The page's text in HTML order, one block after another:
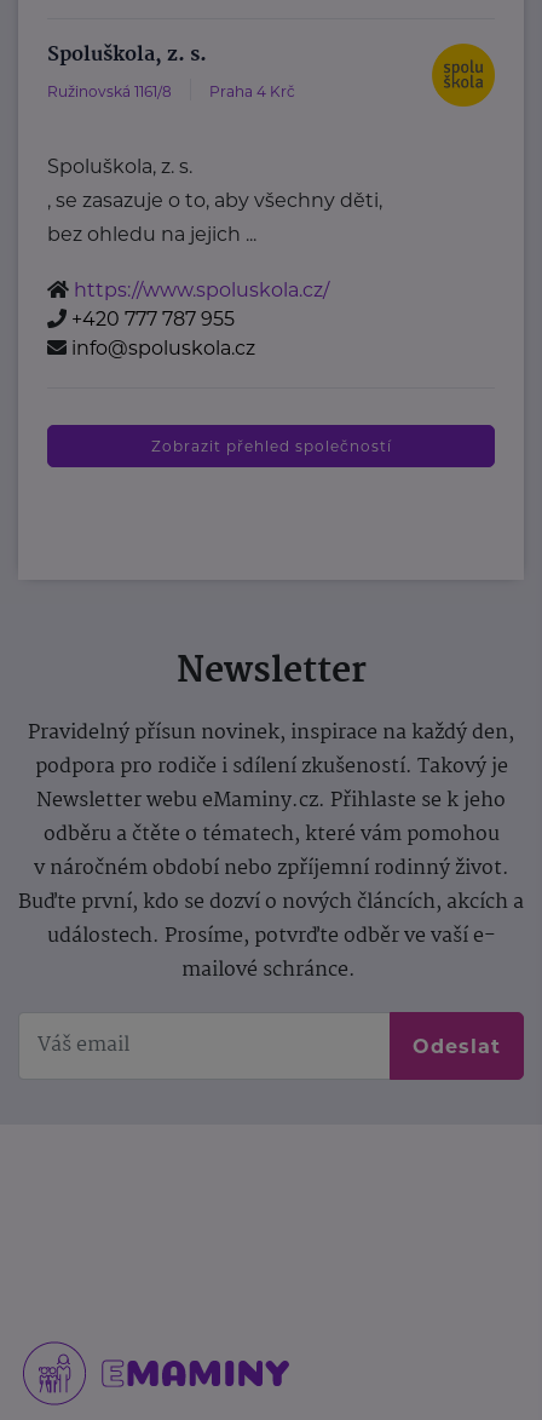
Spoluškola, z. s.
Ružinovská 1161/8 Praha 4 Krč
Spoluškola, z. s.
, se zasazuje o to, aby všechny děti,
bez ohledu na jejich ...
https://www.spoluskola.cz/
+420 777 787 955
info@spoluskola.cz
Zobrazit přehled společností
Newsletter
Pravidelný přísun novinek, inspirace na každý den,
podpora pro rodiče i sdílení zkušeností. Takový je
Newsletter webu eMaminy.cz. Přihlaste se k jeho
odběru a čtěte o tématech, které vám pomohou
v náročném období nebo zpříjemní rodinný život.
Buďte první, kdo se dozví o nových článcích, akcích a
událostech. Prosíme, potvrďte odběr ve vaší e-
mailové schránce.
Odeslat